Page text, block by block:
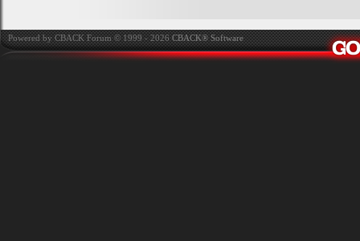
Powered by CBACK Forum © 1999 - 2026CBACK® Software